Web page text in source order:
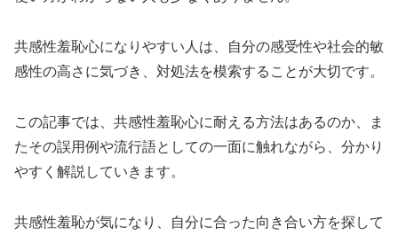
共感性羞恥心になりやすい人は、自分の感受性や社会的敏
感性の高さに気づき、対処法を模索することが大切です。
この記事では、共感性羞恥心に耐える方法はあるのか、ま
たその誤用例や流行語としての一面に触れながら、分かり
やすく解説していきます。
共感性羞恥が気になり、自分に合った向き合い方を探して